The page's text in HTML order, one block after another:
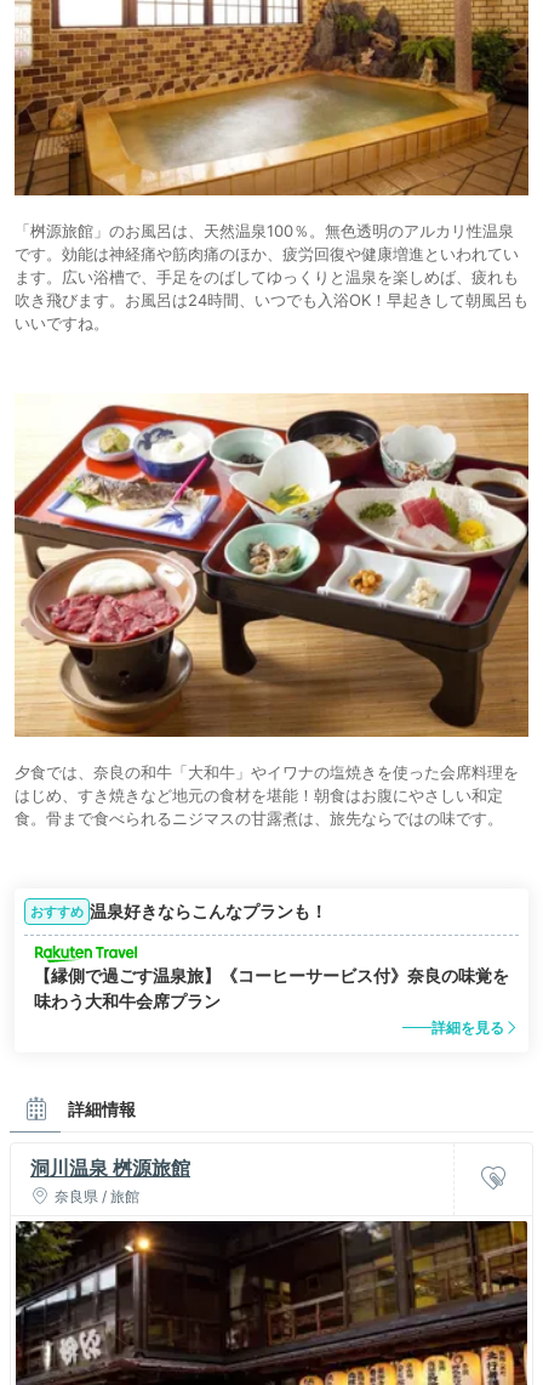
「桝源旅館」のお風呂は、天然温泉100％。無色透明のアルカリ性温泉
です。効能は神経痛や筋肉痛のほか、疲労回復や健康増進といわれてい
ます。広い浴槽で、手足をのばしてゆっくりと温泉を楽しめば、疲れも
吹き飛びます。お風呂は24時間、いつでも入浴OK！早起きして朝風呂も
いいですね。
夕食では、奈良の和牛「大和牛」やイワナの塩焼きを使った会席料理を
はじめ、すき焼きなど地元の食材を堪能！朝食はお腹にやさしい和定
食。骨まで食べられるニジマスの甘露煮は、旅先ならではの味です。
おすすめ 温泉好きならこんなプランも！
【縁側で過ごす温泉旅】《コーヒーサービス付》奈良の味覚を
味わう大和牛会席プラン
詳細を見る
詳細情報
洞川温泉 桝源旅館
奈良県 / 旅館